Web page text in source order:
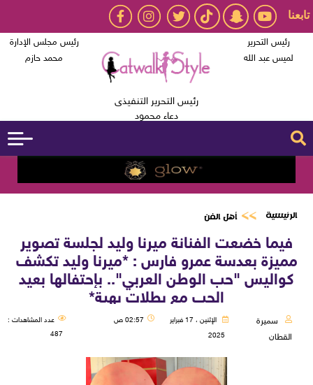
تابعنا
رئيس التحرير
لميس عبد الله
رئيس التحرير التنفيذى
دعاء محمود
رئيس مجلس الإدارة
محمد حازم
الرئيسية أهل الفن
فيما خضعت الفنانة ميرنا وليد لجلسة تصوير
مميزة بعدسة عمرو فارس : *ميرنا وليد تكشف
كواليس "حب الوطن العربي".. بإحتفالها بعيد
الحب مع بطلات بهية*
سميرة
القطان
الإثنين ، 17 فبراير
2025
02:57 ص
عدد المشاهدات :
487